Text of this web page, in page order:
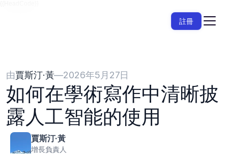
註冊
由賈斯汀·黃—2026年5月27日
如何在學術寫作中清晰披
露人工智能的使用
賈斯汀·黃
增長負責人